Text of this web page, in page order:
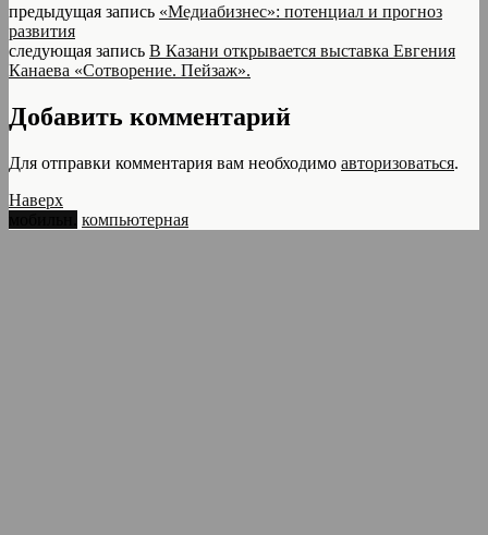
предыдущая запись «Медиабизнес»: потенциал и прогноз
развития
следующая запись В Казани открывается выставка Евгения
Канаева «Сотворение. Пейзаж».
Добавить комментарий
Для отправки комментария вам необходимо авторизоваться.
Наверх
компьютерная